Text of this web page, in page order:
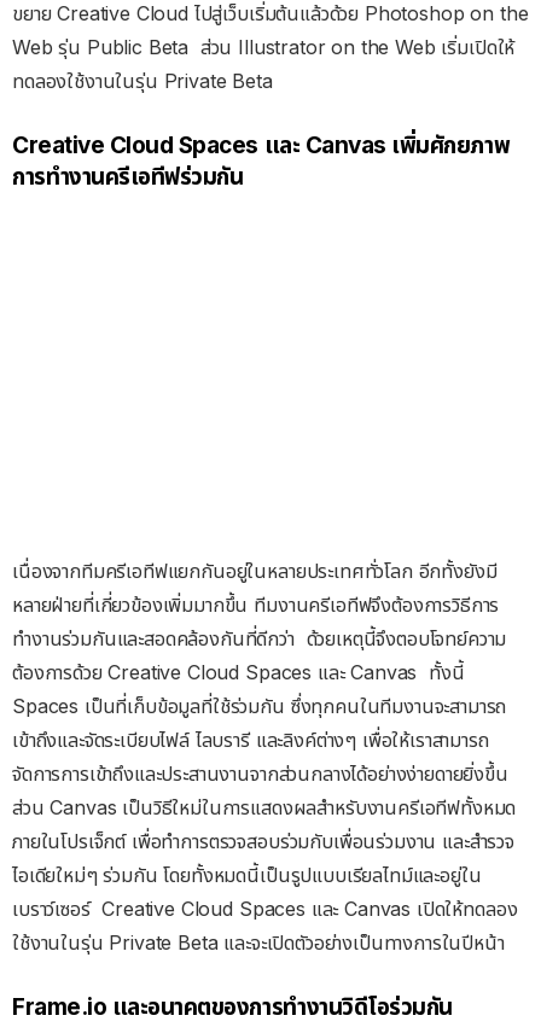
ขยาย Creative Cloud ไปสู่เว็บเริ่มต้นแล้วด้วย Photoshop on the
Web รุ่น Public Beta ส่วน Illustrator on the Web เริ่มเปิดให้
ทดลองใช้งานในรุ่น Private Beta
Creative Cloud Spaces และ Canvas เพิ่มศักยภาพ
การทำงานครีเอทีฟร่วมกัน
เนื่องจากทีมครีเอทีฟแยกกันอยู่ในหลายประเทศทั่วโลก อีกทั้งยังมี
หลายฝ่ายที่เกี่ยวข้องเพิ่มมากขึ้น ทีมงานครีเอทีฟจึงต้องการวิธีการ
ทำงานร่วมกันและสอดคล้องกันที่ดีกว่า ด้วยเหตุนี้จึงตอบโจทย์ความ
ต้องการด้วย Creative Cloud Spaces และ Canvas ทั้งนี้
Spaces เป็นที่เก็บข้อมูลที่ใช้ร่วมกัน ซึ่งทุกคนในทีมงานจะสามารถ
เข้าถึงและจัดระเบียบไฟล์ ไลบรารี และลิงค์ต่างๆ เพื่อให้เราสามารถ
จัดการการเข้าถึงและประสานงานจากส่วนกลางได้อย่างง่ายดายยิ่งขึ้น
ส่วน Canvas เป็นวิธีใหม่ในการแสดงผลสำหรับงานครีเอทีฟทั้งหมด
ภายในโปรเจ็กต์ เพื่อทำการตรวจสอบร่วมกับเพื่อนร่วมงาน และสำรวจ
ไอเดียใหม่ๆ ร่วมกัน โดยทั้งหมดนี้เป็นรูปแบบเรียลไทม์และอยู่ใน
เบราว์เซอร์ Creative Cloud Spaces และ Canvas เปิดให้ทดลอง
ใช้งานในรุ่น Private Beta และจะเปิดตัวอย่างเป็นทางการในปีหน้า
Frame.io และอนาคตของการทำงานวิดีโอร่วมกัน